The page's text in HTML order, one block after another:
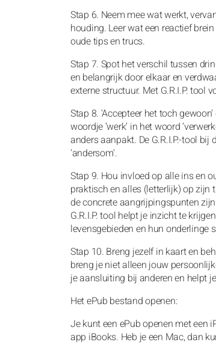
Stap 6. Neem mee wat werkt,
houding. Leer wat een reactief
oude tips en trucs.
Stap 7. Spot het verschil tussen
en belangrijk door elkaar en
externe structuur. Met G.R.I.P. tool
Stap 8. 'Accepteer het toch
woordje ‘werk’ in het woord
anders aanpakt. De G.R.I.P.-tool
'andersom'.
Stap 9. Hou invloed op alle ins en
praktisch en alles (letterlijk) op zijn
de concrete aangrijpingspunten
G.R.I.P. tool helpt je inzicht te
levensgebieden en hun onderlinge
Stap 10. Breng jezelf in kaart en
breng je niet alleen jouw
je aansluiting bij anderen en helpt
Het ePub bestand openen:
Je kunt een ePub openen met een
app iBooks. Heb je een Mac, dan